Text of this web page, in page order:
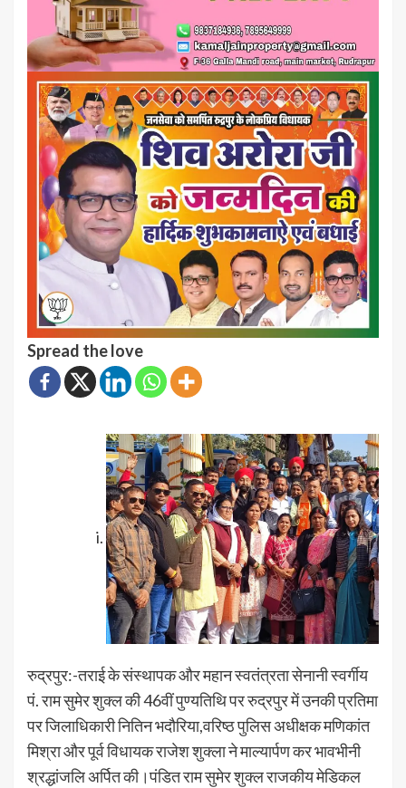
Spread the love
रुद्रपुर:-तराई के संस्थापक और महान स्वतंत्रता सेनानी स्वर्गीय
पं. राम सुमेर शुक्ल की 46वीं पुण्यतिथि पर रुद्रपुर में उनकी प्रतिमा
पर जिलाधिकारी नितिन भदौरिया,वरिष्ठ पुलिस अधीक्षक मणिकांत
मिश्रा और पूर्व विधायक राजेश शुक्ला ने माल्यार्पण कर भावभीनी
श्रद्धांजलि अर्पित की।पंडित राम सुमेर शुक्ल राजकीय मेडिकल